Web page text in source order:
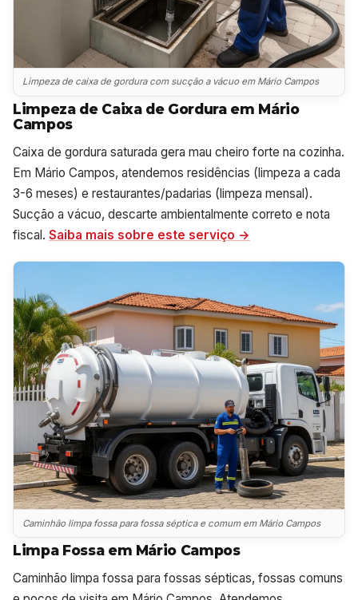
Limpeza de caixa de gordura com sucção a vácuo em Mário Campos
Limpeza de Caixa de Gordura em Mário
Campos
Caixa de gordura saturada gera mau cheiro forte na cozinha.
Em Mário Campos, atendemos residências (limpeza a cada
3-6 meses) e restaurantes/padarias (limpeza mensal).
Sucção a vácuo, descarte ambientalmente correto e nota
fiscal. Saiba mais sobre este serviço →
Caminhão limpa fossa para fossa séptica e comum em Mário Campos
Limpa Fossa em Mário Campos
Caminhão limpa fossa para fossas sépticas, fossas comuns